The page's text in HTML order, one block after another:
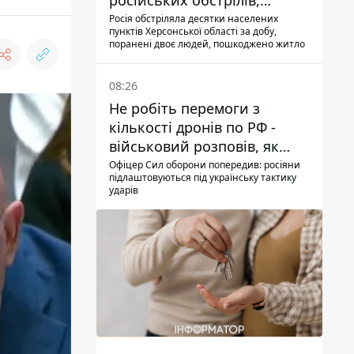
пошкоджені будинки
Росія обстріляла десятки населених
пунктів Херсонської області за добу,
поранені двоє людей, пошкоджено житло
08:26
Не робіть перемоги з
кількості дронів по РФ -
військовий розповів, як
ворог адаптується до ударів
Офіцер Сил оборони попередив: росіяни
підлаштовуються під українську тактику
ударів